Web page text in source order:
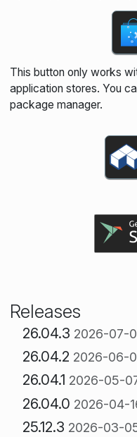
This button only works
application stores. You
package manager.
Releases
26.04.3 2026-07-
26.04.2 2026-06-
26.04.1 2026-05-
26.04.0 2026-04-
25.12.3 2026-03-